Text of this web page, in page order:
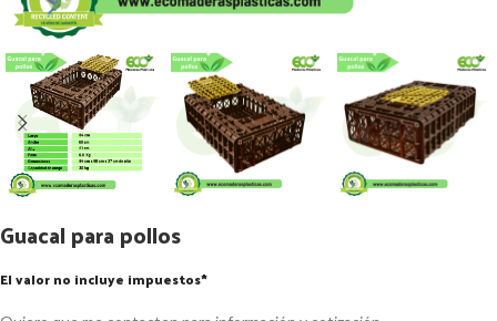
Guacal para pollos
El valor no incluye impuestos*